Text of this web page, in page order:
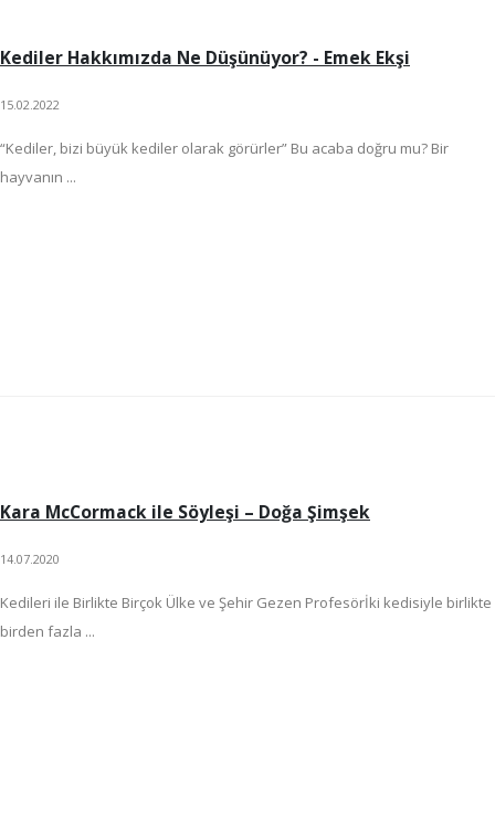
Kediler Hakkımızda Ne Düşünüyor? - Emek Ekşi
15.02.2022
“Kediler, bizi büyük kediler olarak görürler” Bu acaba doğru mu? Bir
hayvanın ...
Kara McCormack ile Söyleşi – Doğa Şimşek
14.07.2020
Kedileri ile Birlikte Birçok Ülke ve Şehir Gezen Profesörİki kedisiyle birlikte
birden fazla ...